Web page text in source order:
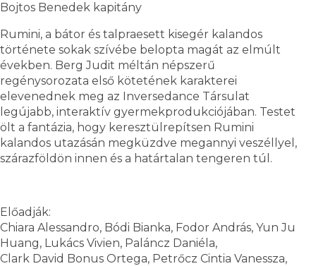
Bojtos Benedek kapitány
Rumini, a bátor és talpraesett kisegér kalandos
története sokak szívébe belopta magát az elmúlt
években. Berg Judit méltán népszerű
regénysorozata első kötetének karakterei
elevenednek meg az Inversedance Társulat
legújabb, interaktív gyermekprodukciójában. Testet
ölt a fantázia, hogy keresztülrepítsen Rumini
kalandos utazásán megküzdve megannyi veszéllyel,
szárazföldön innen és a határtalan tengeren túl.
Előadják:
Chiara Alessandro, Bódi Bianka, Fodor András, Yun Ju
Huang, Lukács Vivien, Paláncz Daniéla,
Clark David Bonus Ortega, Petrőcz Cintia Vanessza,